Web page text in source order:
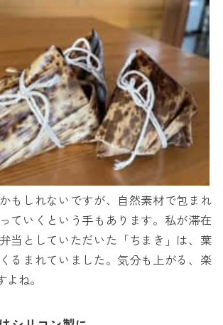
もしれないですが、自然素材で包まれ
ていくという手もあります。私が滞在
当としていただいた「ちまき」は、葉
るまれていました。気分も上がる、楽
ね。